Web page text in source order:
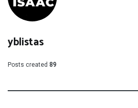
yblistas
Posts created 89